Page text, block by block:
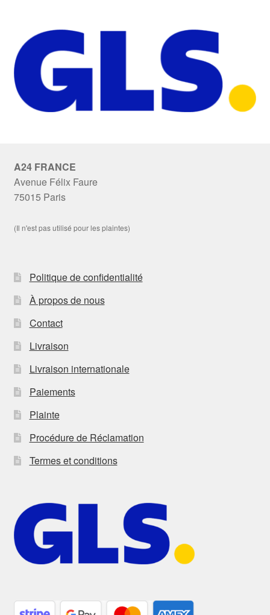
A24 FRANCE
Avenue Félix Faure
75015 Paris
(Il n'est pas utilisé pour les plaintes)
Politique de confidentialité
À propos de nous
Contact
Livraison
Livraison internationale
Paiements
Plainte
Procédure de Réclamation
Termes et conditions